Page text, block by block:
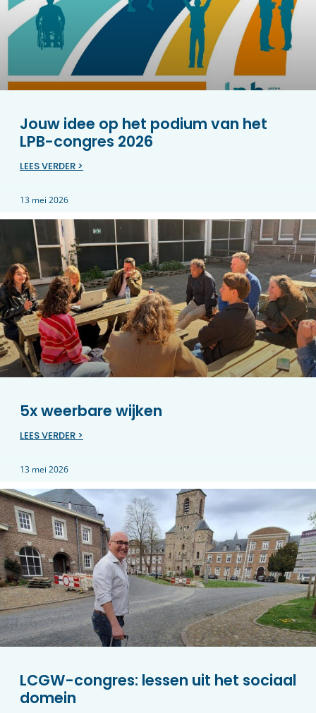
Jouw idee op het podium van het
LPB-congres 2026
LEES VERDER >
13 mei 2026
5x weerbare wijken
LEES VERDER >
13 mei 2026
LCGW-congres: lessen uit het sociaal
domein